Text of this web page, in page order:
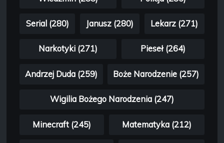
Serial (280) Janusz (280) Lekarz (271)
Narkotyki (271) Pieseł (264)
Andrzej Duda (259) Boże Narodzenie (257)
Wigilia Bożego Narodzenia (247)
Minecraft (245) Matematyka (212)